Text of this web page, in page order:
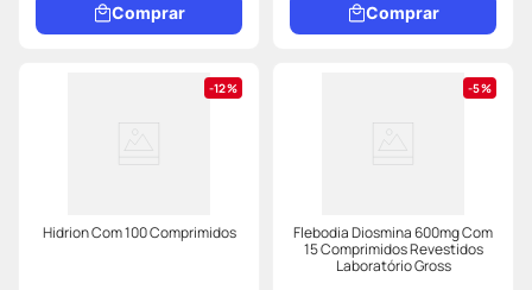
Comprar Comprar
12%
Hidrion Com 100 Comprimidos
5%
Flebodia Diosmina 600mg Com
15 Comprimidos Revestidos
Laboratório Gross